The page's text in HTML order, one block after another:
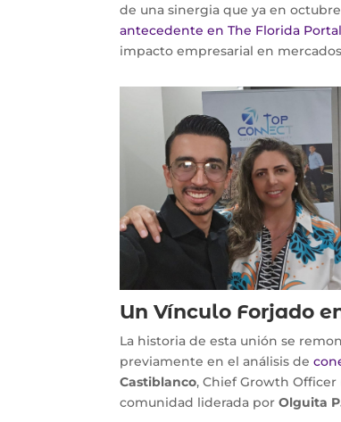
de una sinergia que ya en
antecedente en The Florida
impacto empresarial en
Un Vínculo Forjado
La historia de esta unión se
previamente en el análisis de
Castiblanco, Chief Growth
comunidad liderada porOlguita